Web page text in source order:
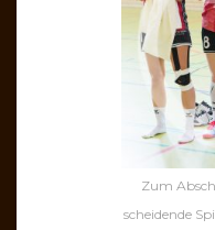
Zum
scheidende